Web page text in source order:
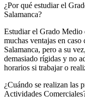
¿Por qué estudiar el
Salamanca?
Estudiar el Grado Medio
muchas ventajas en caso
Salamanca, pero a su
demasiado rígidas y no
horarios si trabajar o
¿Cuándo se realizan las
Actividades